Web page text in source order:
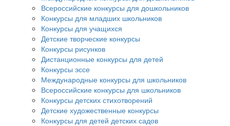
Всероссийские конкурсы для дошкольников
Конкурсы для младших школьников
Конкурсы для учащихся
Детские творческие конкурсы
Конкурсы рисунков
Дистанционные конкурсы для детей
Конкурсы эссе
Международные конкурсы для школьников
Всероссийские конкурсы для школьников
Конкурсы детских стихотворений
Детские художественные конкурсы
Конкурсы для детей детских садов